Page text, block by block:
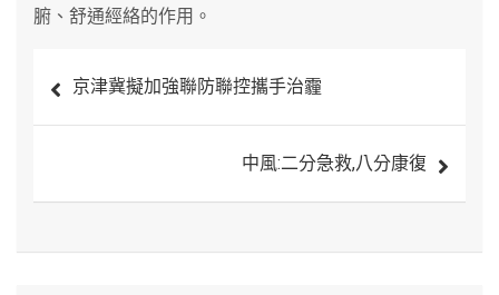
腑、舒通經絡的作用。
章
導
京津冀擬加強聯防聯控攜手治霾
中風:二分急救,八分康復